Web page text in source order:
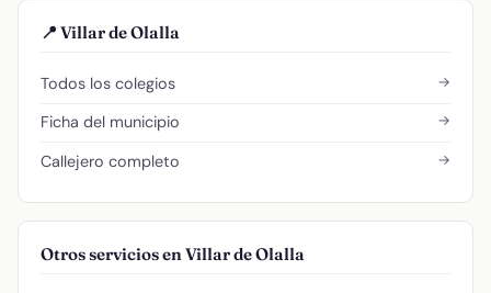
📍 Villar de Olalla
Todos los colegios →
Ficha del municipio →
Callejero completo →
Otros servicios en Villar de Olalla